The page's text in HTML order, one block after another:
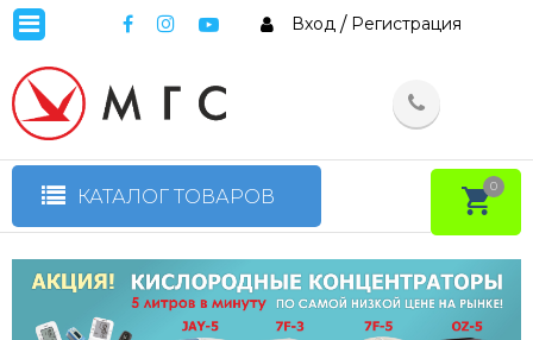
Вход / Регистрация
КАТАЛОГ ТОВАРОВ 0